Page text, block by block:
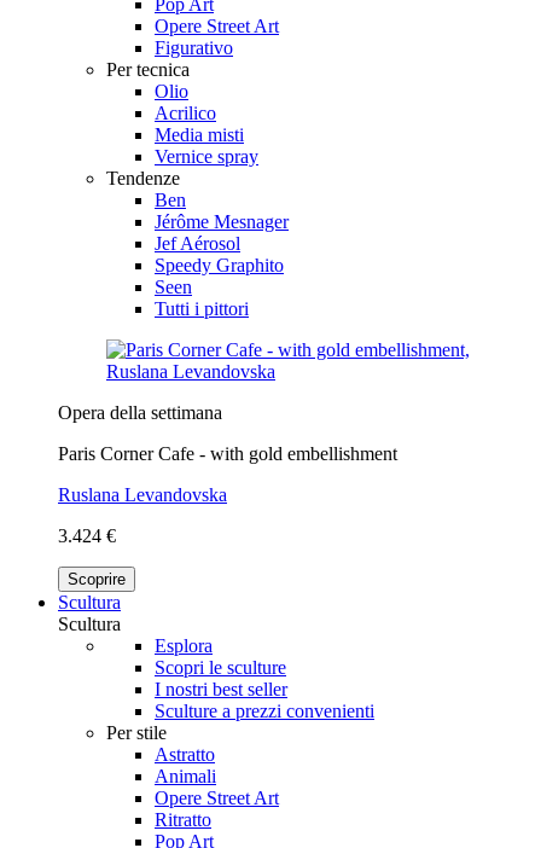
Opere Street Art
Figurativo
Per tecnica
Olio
Acrilico
Media misti
Vernice spray
Tendenze
Ben
Jérôme Mesnager
Jef Aérosol
Speedy Graphito
Seen
Tutti i pittori
Opera della settimana
Paris Corner Cafe - with gold embellishment
Ruslana Levandovska
3.424 €
Scoprire
Scultura
Scultura
Esplora
Scopri le sculture
I nostri best seller
Sculture a prezzi convenienti
Per stile
Astratto
Animali
Opere Street Art
Ritratto
Pop Art